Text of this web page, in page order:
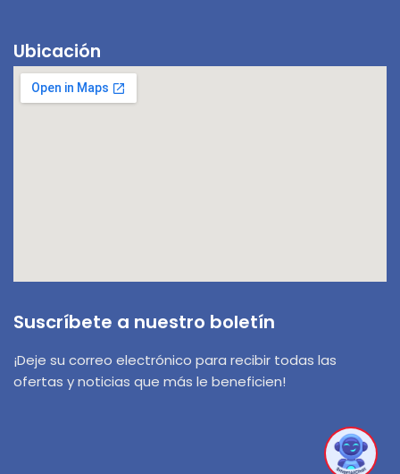
Ubicación
Suscríbete a nuestro boletín
¡Deje su correo electrónico para recibir todas las
ofertas y noticias que más le beneficien!
1